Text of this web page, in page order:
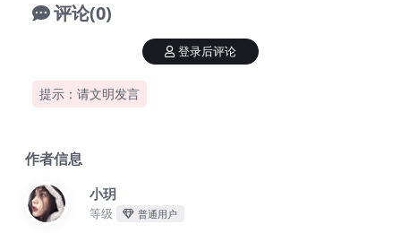
评论(0)
提示：请文明发言
登录后评论
作者信息
小玥
等级 普通用户